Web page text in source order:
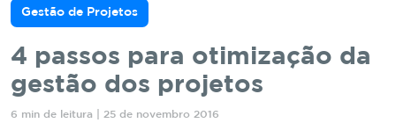
Gestão de Projetos
4 passos para otimização da
gestão dos projetos
6 min de leitura | 25 de novembro 2016